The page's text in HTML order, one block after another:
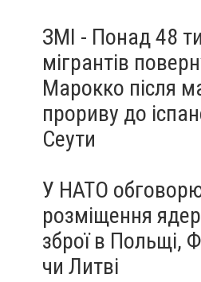
ЗМІ - Понад 48
мігрантів
Марокко після
прориву до
Сеути
У НАТО
розміщення
зброї в Польщі,
чи Литві